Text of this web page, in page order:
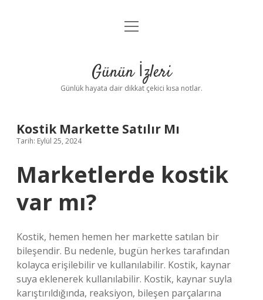
Anasayfa
Yasal Uyarı
menüyü
Günün İzleri
Günlük hayata dair dikkat çekici kısa notlar.
Kostik Markette Satılır Mı
Tarih: Eylül 25, 2024
Marketlerde kostik
var mı?
Kostik, hemen hemen her markette satılan bir
bileşendir. Bu nedenle, bugün herkes tarafından
kolayca erişilebilir ve kullanılabilir. Kostik, kaynar
suya eklenerek kullanılabilir. Kostik, kaynar suyla
karıştırıldığında, reaksiyon, bileşen parçalarına